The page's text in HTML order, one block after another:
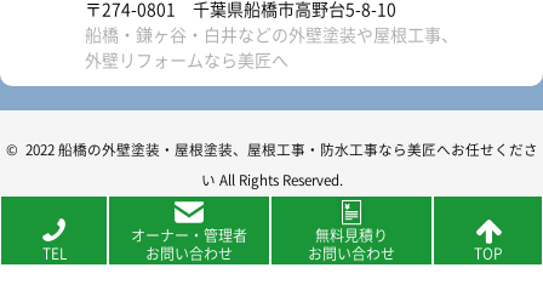
〒274-0801 千葉県船橋市高野台5-8-10
船橋・鎌ヶ谷・白井などの外壁塗装や屋根工事、
外壁リフォームなら美匠へ
© 2022 船橋の外壁塗装・屋根塗装、屋根工事・防水工事なら美匠へお任せくださ
い All Rights Reserved.
TEL
オーナー・管理者
お問い合わせ
無料見積り
お問い合わせ
TOP